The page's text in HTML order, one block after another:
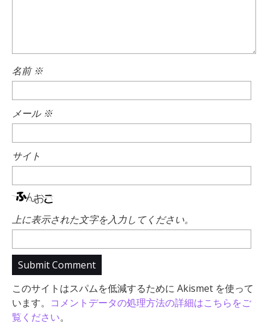
名前※
メール ※
サイト
上に表示された文字を入力してください。
このサイトはスパムを低減するために Akismet を使って
います。 コメントデータの処理方法の詳細はこちらをご
覧ください。